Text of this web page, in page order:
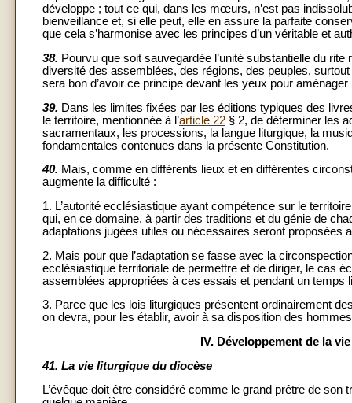
développe ; tout ce qui, dans les mœurs, n’est pas
bienveillance et, si elle peut, elle en assure la parfaite
que cela s’harmonise avec les principes d’un véritable et
38. Pourvu que soit sauvegardée l’unité substantielle du
diversité des assemblées, des régions, des peuples,
sera bon d’avoir ce principe devant les yeux pour
39. Dans les limites fixées par les éditions typiques des
le territoire, mentionnée à l’article 22 § 2, de déterminer les
sacramentaux, les processions, la langue liturgique, la
fondamentales contenues dans la présente Constitution.
40. Mais, comme en différents lieux et en différentes
augmente la difficulté :
1. L’autorité ecclésiastique ayant compétence sur le
qui, en ce domaine, à partir des traditions et du génie de
adaptations jugées utiles ou nécessaires seront proposées
2. Mais pour que l’adaptation se fasse avec la
ecclésiastique territoriale de permettre et de diriger, le cas
assemblées appropriées à ces essais et pendant un temps
3. Parce que les lois liturgiques présentent ordinairement
on devra, pour les établir, avoir à sa disposition des
IV. Développement de la
41. La vie liturgique du diocèse
L’évêque doit être considéré comme le grand prêtre de